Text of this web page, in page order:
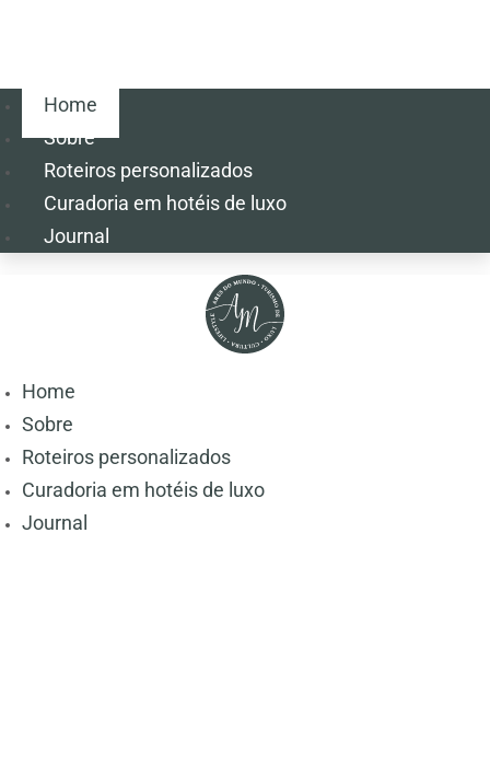
Home
Sobre
Roteiros personalizados
Curadoria em hotéis de luxo
Journal
Home
Sobre
Roteiros personalizados
Curadoria em hotéis de luxo
Journal